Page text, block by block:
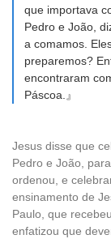
que importava
Pedro e João,
a comamos.
preparemos?
encontraram
Páscoa.』
Jesus disse que
Pedro e João,
ordenou, e
ensinamento de
Paulo, que
enfatizou que